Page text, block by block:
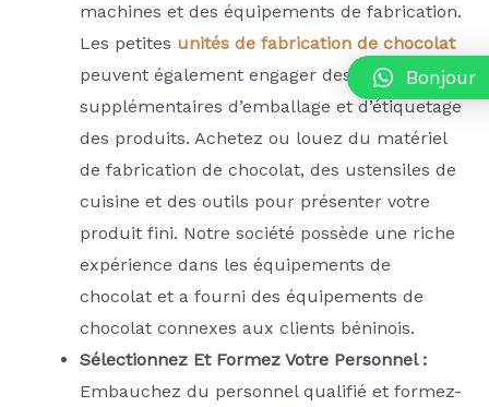
machines et des équipements de fabrication.
Les petites unités de fabrication de chocolat
peuvent également engager des coûts
supplémentaires d’emballage et d’étiquetage
des produits. Achetez ou louez du matériel
de fabrication de chocolat, des ustensiles de
cuisine et des outils pour présenter votre
produit fini. Notre société possède une riche
expérience dans les équipements de
chocolat et a fourni des équipements de
chocolat connexes aux clients béninois.
Sélectionnez Et Formez Votre Personnel :
Embauchez du personnel qualifié et formez-
Bonjour